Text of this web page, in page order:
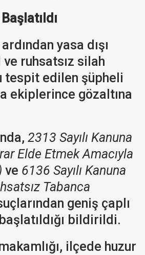
yasa dışı
ruhsatsız silah
tespit edilen şüpheli
ekiplerince gözaltına
2313 Sayılı Kanuna
Elde Etmek Amacıyla
ve 6136 Sayılı Kanuna
Tabanca
geniş çaplı
bildirildi.
ilçede huzur